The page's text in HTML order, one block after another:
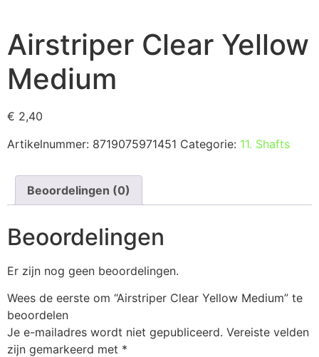
Airstriper Clear Yellow
Medium
€ 2,40
Artikelnummer: 8719075971451 Categorie: 11. Shafts
Beoordelingen (0)
Beoordelingen
Er zijn nog geen beoordelingen.
Wees de eerste om “Airstriper Clear Yellow Medium” te
beoordelen
Je e-mailadres wordt niet gepubliceerd. Vereiste velden
zijn gemarkeerd met *